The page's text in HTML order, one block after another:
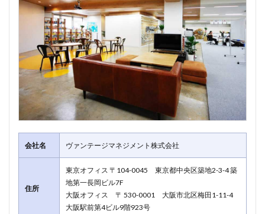
会社名 ヴァンテージマネジメント株式会社
住所
東京オフィス 〒104-0045 東京都中央区築地2-3-4 築
地第一長岡ビル7F
大阪オフィス 〒 530-0001 大阪市北区梅田1-11-4
大阪駅前第4ビル9階923号